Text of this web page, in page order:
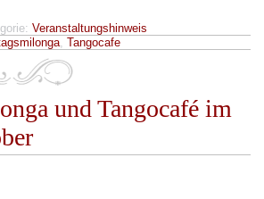
Veranstaltungshinweis
, Tangocafe
und Tangocafé im